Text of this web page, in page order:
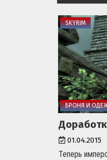
SKYRIM
БРОНЯ И
01.04.2015
Теперь